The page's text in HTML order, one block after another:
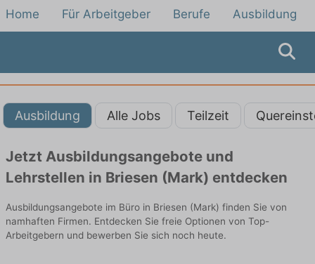
Home Für Arbeitgeber Berufe Ausbildung
Ausbildung Alle Jobs Teilzeit
Jetzt Ausbildungsangebote und
Lehrstellen in Briesen (Mark) entdecken
Ausbildungsangebote im Büro in Briesen (Mark) finden Sie von
namhaften Firmen. Entdecken Sie freie Optionen von Top-
Arbeitgebern und bewerben Sie sich noch heute.